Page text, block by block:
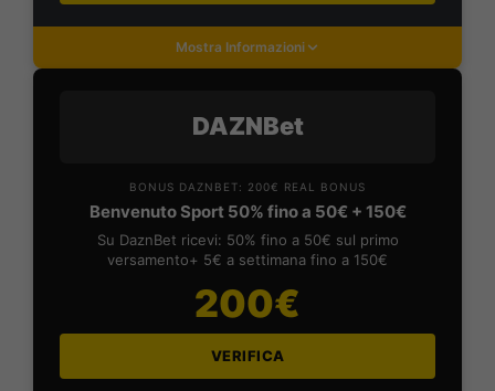
Mostra Informazioni
DAZNBet
BONUS DAZNBET: 200€ REAL BONUS
Benvenuto Sport 50% fino a 50€ + 150€
Su DaznBet ricevi: 50% fino a 50€ sul primo
versamento+ 5€ a settimana fino a 150€
200€
VERIFICA